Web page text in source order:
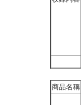
商品名稱